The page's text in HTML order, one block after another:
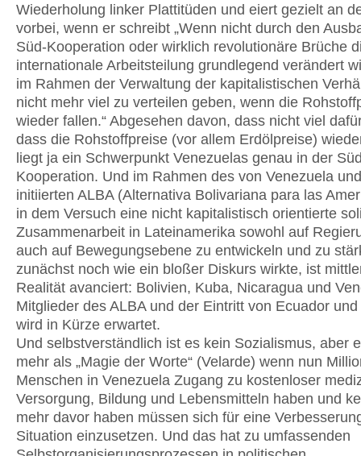
Wiederholung linker Plattitüden und eiert gezielt an
vorbei, wenn er schreibt „Wenn nicht durch den
Süd-Kooperation oder wirklich revolutionäre Brüche
internationale Arbeitsteilung grundlegend verändert
im Rahmen der Verwaltung der kapitalistischen
nicht mehr viel zu verteilen geben, wenn die
wieder fallen.“ Abgesehen davon, dass nicht viel
dass die Rohstoffpreise (vor allem Erdölpreise)
liegt ja ein Schwerpunkt Venezuelas genau in der
Kooperation. Und im Rahmen des von Venezuela
initiierten ALBA (Alternativa Bolivariana para las
in dem Versuch eine nicht kapitalistisch orientierte
Zusammenarbeit in Lateinamerika sowohl auf
auch auf Bewegungsebene zu entwickeln und zu
zunächst noch wie ein bloßer Diskurs wirkte, ist
Realität avanciert: Bolivien, Kuba, Nicaragua und
Mitglieder des ALBA und der Eintritt von Ecuador
wird in Kürze erwartet.
Und selbstverständlich ist es kein Sozialismus, aber
mehr als „Magie der Worte“ (Velarde) wenn nun
Menschen in Venezuela Zugang zu kostenloser
Versorgung, Bildung und Lebensmitteln haben und
mehr davor haben müssen sich für eine
Situation einzusetzen. Und das hat zu umfassenden